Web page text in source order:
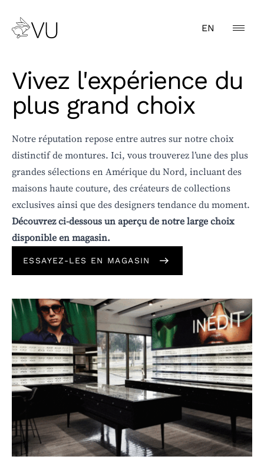
EN
Vivez l'expérience du
plus grand choix
Notre réputation repose entre autres sur notre choix
distinctif de montures. Ici, vous trouverez l’une des plus
grandes sélections en Amérique du Nord, incluant des
maisons haute couture, des créateurs de collections
exclusives ainsi que des designers tendance du moment.
Découvrez ci-dessous un aperçu de notre large choix
disponible en magasin.
ESSAYEZ-LES EN MAGASIN
GENRE
TYPE
MARQUE
COULEUR
PRIX
TYPE DE VISAGE
FORME